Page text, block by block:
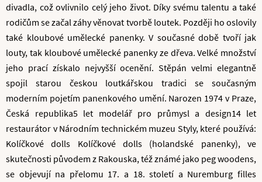
divadla, což ovlivnilo celý jeho život. Díky svému talentu a také
rodičům se začal záhy věnovat tvorbě loutek. Později ho oslovily
také kloubové umělecké panenky. V současné době tvoří jak
louty, tak kloubové umělecké panenky ze dřeva. Velké množství
jeho prací získalo nejvyšší ocenění. Stěpán velmi elegantně
spojil starou českou loutkářskou tradici se současným
moderním pojetím panenkového umění. Narozen 1974 v Praze,
Česká republika5 let modelář pro průmysl a design14 let
restaurátor v Národním technickém muzeu Styly, které používá:
Kolíčkové dolls Kolíčkové dolls (holandské panenky), ve
skutečnosti původem z Rakouska, též známé jako peg woodens,
se objevují na přelomu 17. a 18. století a Nuremburg filles